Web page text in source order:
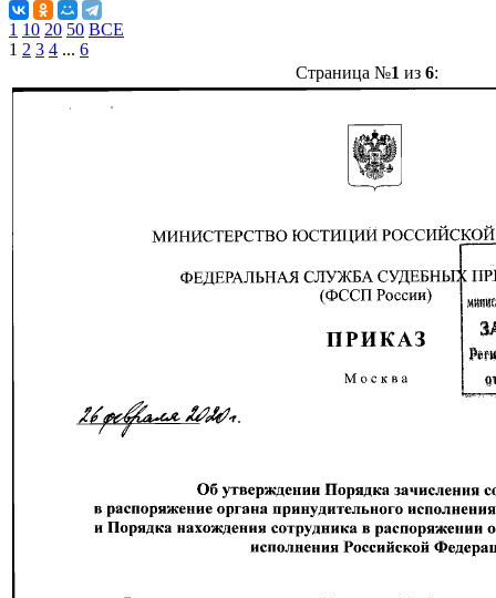
1 10 20 50 ВСЕ
1 2 3 4 ... 6
Страница №1 из 6: